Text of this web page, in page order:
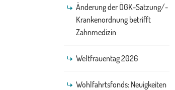
Änderung der ÖGK-Satzung/-
Krankenordnung betrifft
Zahnmedizin
Weltfrauentag 2026
Wohlfahrtsfonds: Neuigkeiten